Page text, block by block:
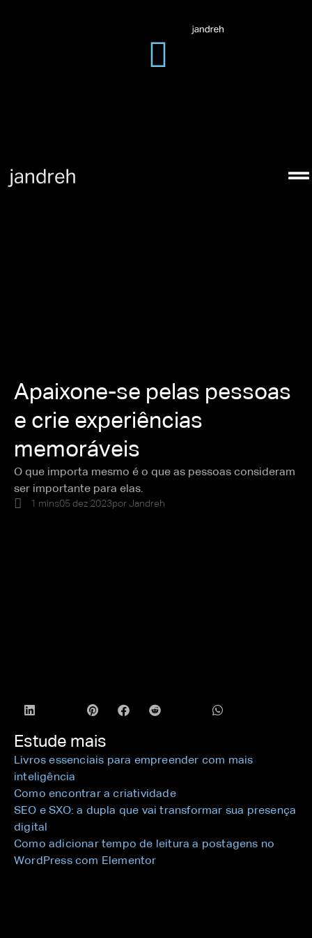
Apaixone-se pelas pessoas
e crie experiências
memoráveis
O que importa mesmo é o que as pessoas consideram
ser importante para elas.
1 mins05 dez 2023porJandreh
Estude mais
Livros essenciais para empreender com mais
inteligência
Como encontrar a criatividade
SEO e SXO: a dupla que vai transformar sua presença
digital
Como adicionar tempo de leitura a postagens no
WordPress com Elementor